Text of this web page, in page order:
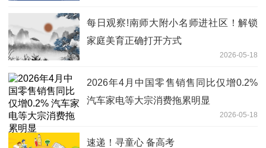
每日观察!南师大附小名师进社区！解锁
家庭美育正确打开方式
2026-05-18
2026年4月中国零售销售同比仅增0.2%
汽车家电等大宗消费拖累明显
2026-05-18
速递！寻童心 备高考